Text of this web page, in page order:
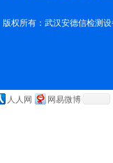
版权所有：武汉安德信检测
人人网 网易微博